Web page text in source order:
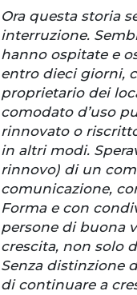
Ora questa storia
interruzione.
hanno ospitate e
entro dieci giorni,
proprietario dei
comodato d’uso
rinnovato o
in altri modi.
rinnovo) di un
comunicazione,
Forma e con
persone di buona
crescita, non solo
Senza distinzione
di continuare a